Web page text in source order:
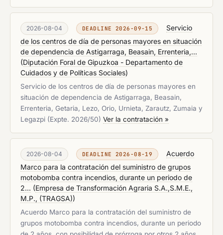
2026-08-04 DEADLINE 2026-09-15
Servicio
de los centros de día de personas mayores en situación
de dependencia de Astigarraga, Beasain, Errenteria,...
(Diputación Foral de Gipuzkoa - Departamento de
Cuidados y de Políticas Sociales)
Servicio de los centros de día de personas mayores en
situación de dependencia de Astigarraga, Beasain,
Errenteria, Getaria, Lezo, Orio, Urnieta, Zarautz, Zumaia y
Legazpi (Expte. 2026/50) Ver la contratación »
2026-08-04 DEADLINE 2026-08-19
Acuerdo
Marco para la contratación del suministro de grupos
motobomba contra incendios, durante un periodo de
2... (Empresa de Transformación Agraria S.A.,S.M.E.,
M.P., (TRAGSA))
Acuerdo Marco para la contratación del suministro de
grupos motobomba contra incendios, durante un periodo